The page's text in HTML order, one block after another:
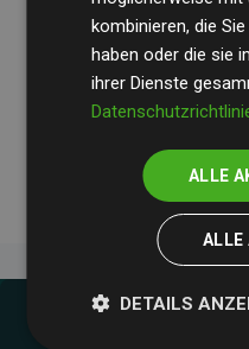
Ihre Prüfungen belegen,
Klimaschutzprojekte im
geschätzten CO₂-
Websites kompensieren
messbare Klimawirkung
kombinieren, die
haben oder die sie
ihrer Dienste
ALLE
ALLE
DETAILS